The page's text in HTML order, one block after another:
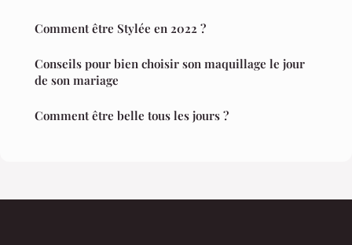
Comment être Stylée en 2022 ?
Conseils pour bien choisir son maquillage le jour
de son mariage
Comment être belle tous les jours ?